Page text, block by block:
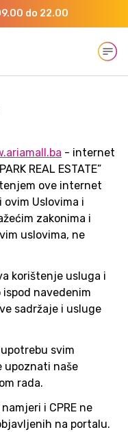
do 22.00
Open
- internet
REAL ESTATE”
ove internet
Uslovima i
zakonima i
uslovima, ne
korištenje usluga i
navedenim
sadržaje i usluge
svim
upoznati naše
rada.
i CPRE ne
na portalu.